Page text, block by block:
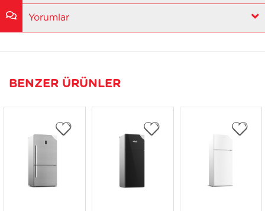
Yorumlar
BENZER ÜRÜNLER